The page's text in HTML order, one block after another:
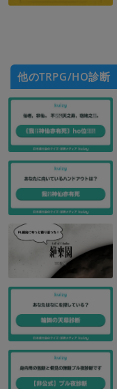
他のTRPG/HO診断